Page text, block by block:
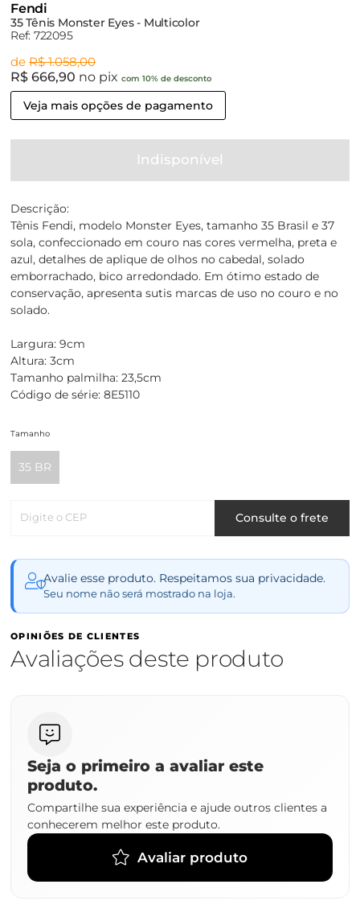
Fendi
35 Tênis Monster Eyes - Multicolor
Ref: 722095
de R$ 1.058,00
R$ 666,90 no pix com 10% de desconto
Veja mais opções de pagamento
Indisponível
Descrição:
Tênis Fendi, modelo Monster Eyes, tamanho 35 Brasil e 37
sola, confeccionado em couro nas cores vermelha, preta e
azul, detalhes de aplique de olhos no cabedal, solado
emborrachado, bico arredondado. Em ótimo estado de
conservação, apresenta sutis marcas de uso no couro e no
solado.
Largura: 9cm
Altura: 3cm
Tamanho palmilha: 23,5cm
Código de série: 8E5110
Tamanho
35 BR
Digite o CEP Consulte o frete
Avalie esse produto. Respeitamos sua privacidade.
Seu nome não será mostrado na loja.
OPINIÕES DE CLIENTES
Avaliações deste produto
Seja o primeiro a avaliar este
produto.
Compartilhe sua experiência e ajude outros clientes a
conhecerem melhor este produto.
Avaliar produto